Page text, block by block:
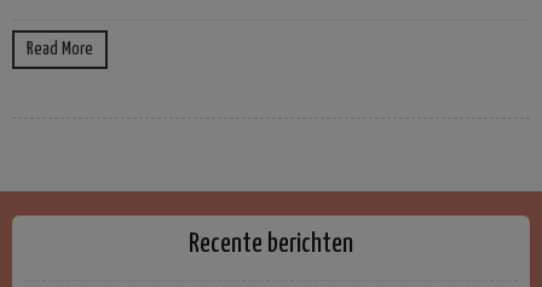
Read More
Recente berichten